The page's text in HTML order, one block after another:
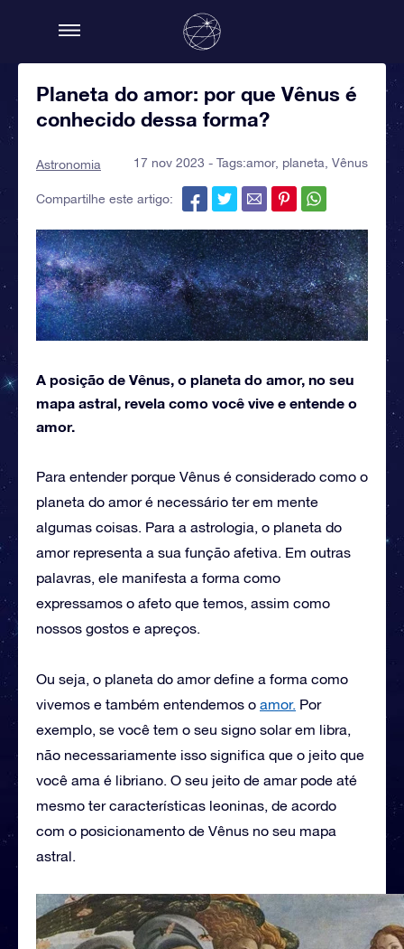
Planeta do amor: por que Vênus é
conhecido dessa forma?
Astronomia 17 nov 2023 - Tags:amor, planeta Vênus
Compartilhe este artigo:
A posição de Vênus, o planeta do amor, no seu
mapa astral, revela como você vive e entende o
amor.
Para entender porque Vênus é considerado como o
planeta do amor é necessário ter em mente
algumas coisas. Para a astrologia, o planeta do
amor representa a sua função afetiva. Em outras
palavras, ele manifesta a forma como
expressamos o afeto que temos, assim como
nossos gostos e apreços.
Ou seja, o planeta do amor define a forma como
vivemos e também entendemos o amor. Por
exemplo, se você tem o seu signo solar em libra,
não necessariamente isso significa que o jeito que
você ama é libriano. O seu jeito de amar pode até
mesmo ter características leoninas, de acordo
com o posicionamento de Vênus no seu mapa
astral.